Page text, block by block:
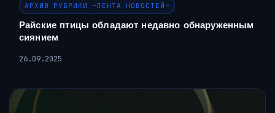
АРХИВ РУБРИКИ ~ЛЕНТА НОВОСТЕЙ~
Райские птицы обладают недавно обнаруженным
сиянием
26.09.2025